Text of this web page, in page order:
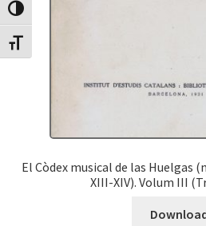
Canvia Alt Contrast
Canvia mida de lletra
El Còdex musical de las Huelgas
XIII-XIV). Volum III